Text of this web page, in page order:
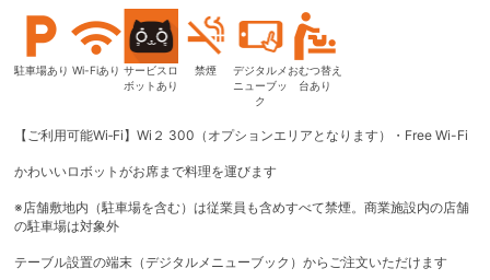
駐車場あり Wi-Fiあり サービスロ
ボットあり
禁煙
デジタルメ
ニューブッ
ク
おむつ替え
台あり
【ご利用可能Wi‐Fi】Wi２ 300（オプションエリアとなります）・Free Wi-Fi
かわいいロボットがお席まで料理を運びます
※店舗敷地内（駐車場を含む）は従業員も含めすべて禁煙。商業施設内の店舗
の駐車場は対象外
テーブル設置の端末（デジタルメニューブック）からご注文いただけます